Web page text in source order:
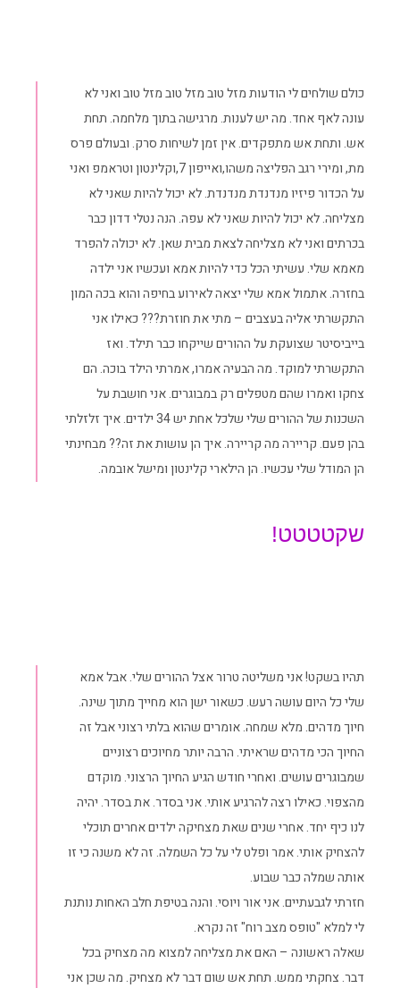
כולם שולחים לי הודעות מזל טוב מזל טוב מזל טוב ואני לא
עונה לאף אחד. מה יש לענות. מרגישה בתוך מלחמה. תחת
אש. ותחת אש מתפקדים. אין זמן לשיחות סרק. ובעולם פרס
מת, ומירי רגב הפליצה משהו,ואייפון 7,וקלינטון וטראמפ ואני
על הכדור פיזיו מנדנדת מנדנדת. לא יכול להיות שאני לא
מצליחה. לא יכול להיות שאני לא עפה. הנה נטלי דדון כבר
בכרתים ואני לא מצליחה לצאת מבית שאן. לא יכולה להפרד
מאמא שלי. עשיתי הכל כדי להיות אמא ועכשיו אני ילדה
בחזרה. אתמול אמא שלי יצאה לאירוע בחיפה והוא בכה המון
התקשרתי אליה בעצבים – מתי את חוזרת??? כאילו אני
בייביסיטר שצועקת על ההורים שייקחו כבר תילד. ואז
התקשרתי למוקד. מה הבעיה אמרו, אמרתי הילד בוכה. הם
צחקו ואמרו שהם מטפלים רק במבוגרים. אני חושבת על
השכנות של ההורים שלי שלכל אחת יש 34 ילדים. איך זלזלתי
בהן פעם. קריירה מה קריירה. איך הן עושות את זה?? מבחינתי
הן המודל שלי עכשיו. הן הילארי קלינטון ומישל אובמה.
שקטטטט!
תהיו בשקט! אני משליטה טרור אצל ההורים שלי. אבל אמא
שלי כל היום עושה רעש. כשאור ישן הוא מחייך מתוך שינה.
חיוך מדהים. מלא שמחה. אומרים שהוא בלתי רצוני אבל זה
החיוך הכי מדהים שראיתי. הרבה יותר מחיוכים רצוניים
שמבוגרים עושים. ואחרי חודש הגיע החיוך הרצוני. מוקדם
מהצפוי. כאילו רצה להרגיע אותי. אני בסדר. את בסדר. יהיה
לנו כיף יחד. אחרי שנים שאת מצחיקה ילדים אחרים תוכלי
להצחיק אותי. אמר ופלט לי על כל השמלה. זה לא משנה כי זו
אותה שמלה כבר שבוע.
חזרתי לגבעתיים. אני אור ויוסי. והנה בטיפת חלב האחות נותנת
לי למלא "טופס מצב רוח" זה נקרא.
שאלה ראשונה – האם את מצליחה למצוא מה מצחיק בכל
דבר. צחקתי ממש. תחת אש שום דבר לא מצחיק. מה שכן אני